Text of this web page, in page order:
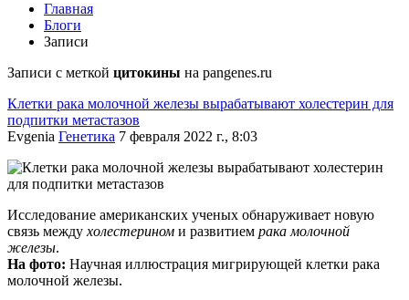
Главная
Блоги
Записи
Записи с меткой цитокины на pangenes.ru
Клетки рака молочной железы вырабатывают холестерин для
подпитки метастазов
Evgenia Генетика 7 февраля 2022 г., 8:03
Исследование американских ученых обнаруживает новую
связь между холестерином и развитием рака молочной
железы.
На фото: Научная иллюстрация мигрирующей клетки рака
молочной железы.